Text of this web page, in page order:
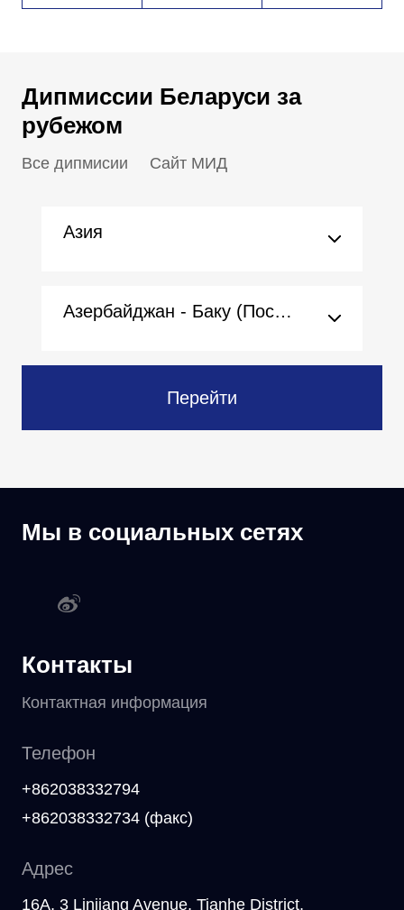
Дипмиссии Беларуси за
рубежом
Все дипмисии Сайт МИД
Азия
Азербайджан - Баку (Посольство)
Перейти
Мы в социальных сетях
Контакты
Контактная информация
Телефон
+862038332794
+862038332734 (факс)
Адрес
16A, 3 Linjiang Avenue, Tianhe District,